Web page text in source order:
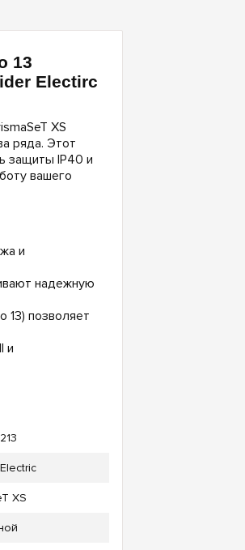
13
Electirc
XS
ряда. Этот
защиты IP40 и
вашего
и
надежную
13) позволяет
и
XS